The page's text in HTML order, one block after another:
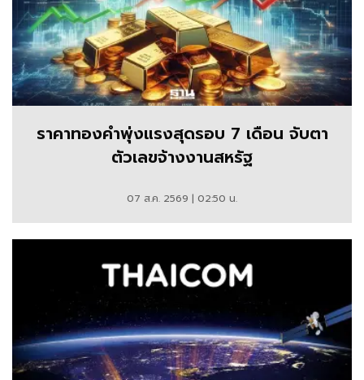
ราคาทองคำพุ่งแรงสุดรอบ 7 เดือน จับตา
ตัวเลขจ้างงานสหรัฐ
07 ส.ค. 2569 | 02:50 น.